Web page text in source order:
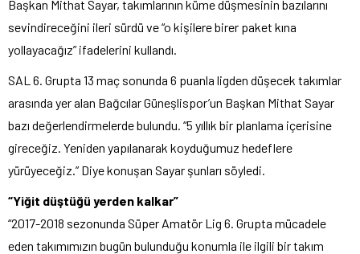
Başkan Mithat Sayar, takımlarının küme düşmesinin bazılarını
sevindireceğini ileri sürdü ve “o kişilere birer paket kına
yollayacağız” ifadelerini kullandı.
SAL 6. Grupta 13 maç sonunda 6 puanla ligden düşecek takımlar
arasında yer alan Bağcılar Güneşlispor’un Başkan Mithat Sayar
bazı değerlendirmelerde bulundu. “5 yıllık bir planlama içerisine
gireceğiz. Yeniden yapılanarak koyduğumuz hedeflere
yürüyeceğiz.” Diye konuşan Sayar şunları söyledi.
“Yiğit düştüğü yerden kalkar”
“2017-2018 sezonunda Süper Amatör Lig 6. Grupta mücadele
eden takımımızın bugün bulunduğu konumla ile ilgili bir takım